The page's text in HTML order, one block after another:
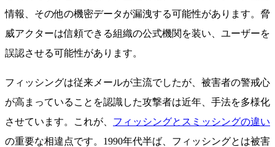
情報、その他の機密データが漏洩する可能性があります。脅
威アクターは信頼できる組織の公式機関を装い、ユーザーを
誤認させる可能性があります。
フィッシングは従来メールが主流でしたが、被害者の警戒心
が高まっていることを認識した攻撃者は近年、手法を多様化
させています。これが、 フィッシングとスミッシングの違い
の重要な相違点です。1990年代半ば、フィッシングとは被害